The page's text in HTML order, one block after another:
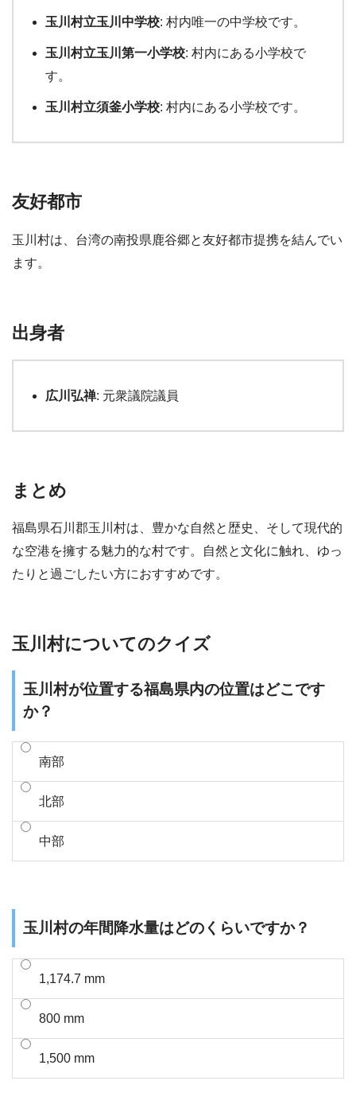
玉川村立玉川中学校: 村内唯一の中学校です。
玉川村立玉川第一小学校: 村内にある小学校で
す。
玉川村立須釜小学校: 村内にある小学校です。
友好都市
玉川村は、台湾の南投県鹿谷郷と友好都市提携を結んでい
ます。
出身者
広川弘禅: 元衆議院議員
まとめ
福島県石川郡玉川村は、豊かな自然と歴史、そして現代的
な空港を擁する魅力的な村です。自然と文化に触れ、ゆっ
たりと過ごしたい方におすすめです。
玉川村についてのクイズ
玉川村が位置する福島県内の位置はどこです
か？
南部
北部
中部
玉川村の年間降水量はどのくらいですか？
1,174.7 mm
800 mm
1,500 mm